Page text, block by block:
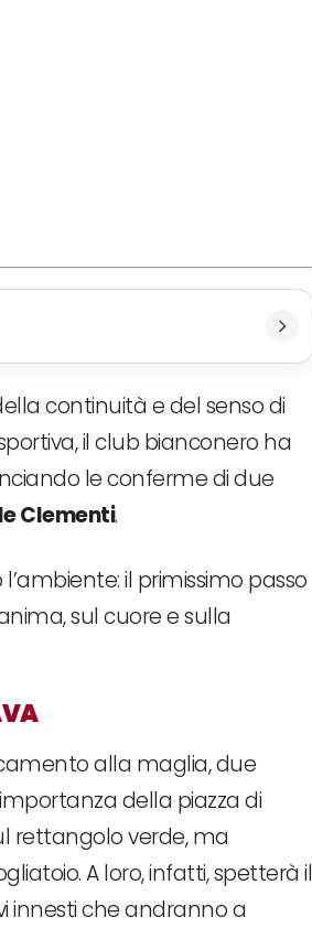
continuità e del senso di
il club bianconero ha
le conferme di due
Clementi.
il primissimo passo
sul cuore e sulla
alla maglia, due
della piazza di
rettangolo verde, ma
A loro, infatti, spetterà il
innesti che andranno a